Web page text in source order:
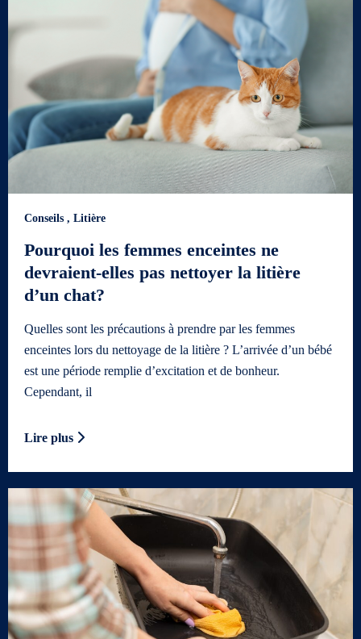
Conseils , Litière
Pourquoi les femmes enceintes ne
devraient-elles pas nettoyer la litière
d’un chat?
Quelles sont les précautions à prendre par les femmes
enceintes lors du nettoyage de la litière ? L’arrivée d’un bébé
est une période remplie d’excitation et de bonheur.
Cependant, il
Lire plus